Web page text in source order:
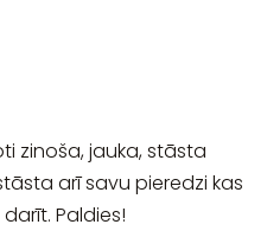
zinoša, jauka, stāsta
arī savu pieredzi kas
Paldies!